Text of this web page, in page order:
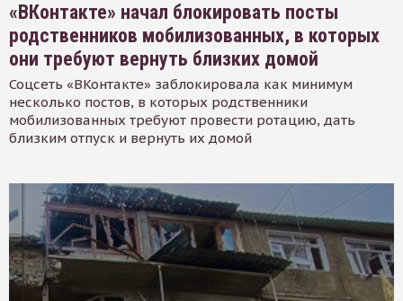
«ВКонтакте» начал блокировать посты
родственников мобилизованных, в которых
они требуют вернуть близких домой
Соцсеть «ВКонтакте» заблокировала как минимум
несколько постов, в которых родственники
мобилизованных требуют провести ротацию, дать
близким отпуск и вернуть их домой